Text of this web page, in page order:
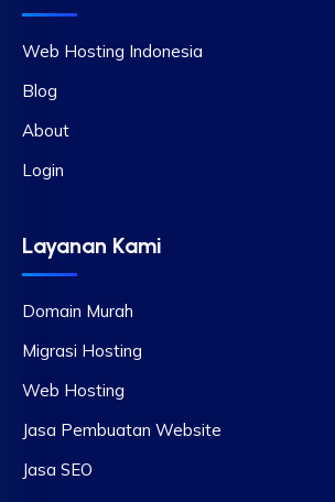
Web Hosting Indonesia
Blog
About
Login
Layanan Kami
Domain Murah
Migrasi Hosting
Web Hosting
Jasa Pembuatan Website
Jasa SEO